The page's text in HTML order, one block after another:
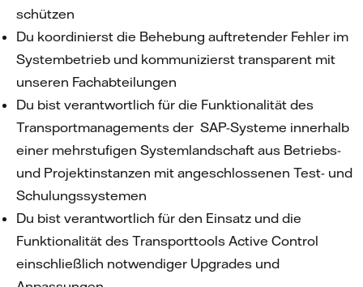
schützen
Du koordinierst die Behebung auftretender Fehler im
Systembetrieb und kommunizierst transparent mit
unseren Fachabteilungen
Du bist verantwortlich für die Funktionalität des
Transportmanagements der SAP-Systeme innerhalb
einer mehrstufigen Systemlandschaft aus Betriebs-
und Projektinstanzen mit angeschlossenen Test- und
Schulungssystemen
Du bist verantwortlich für den Einsatz und die
Funktionalität des Transporttools Active Control
einschließlich notwendiger Upgrades und